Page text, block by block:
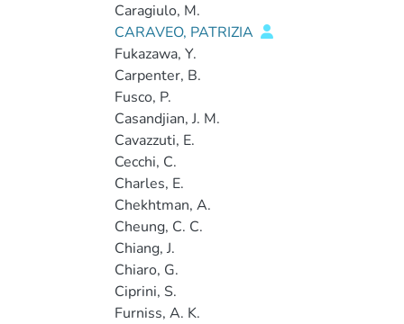
Caragiulo, M.
CARAVEO, PATRIZIA
Fukazawa, Y.
Carpenter, B.
Fusco, P.
Casandjian, J. M.
Cavazzuti, E.
Cecchi, C.
Charles, E.
Chekhtman, A.
Cheung, C. C.
Chiang, J.
Chiaro, G.
Ciprini, S.
Furniss, A. K.